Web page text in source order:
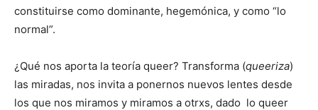
constituirse como dominante, hegemónica, y como “lo
normal”.
¿Qué nos aporta la teoría queer? Transforma (queeriza)
las miradas, nos invita a ponernos nuevos lentes desde
los que nos miramos y miramos a otrxs, dado lo queer